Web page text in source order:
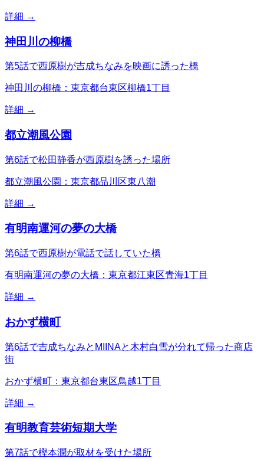
詳細 →
神田川の柳橋
第5話で西原樹が吉成ちなみを映画に誘った橋
神田川の柳橋：東京都台東区柳橋1丁目
詳細 →
都立潮風公園
第6話で松田静香が西原樹を誘った場所
都立潮風公園：東京都品川区東八潮
詳細 →
有明南運河の夢の大橋
第6話で西原樹が電話で話していた橋
有明南運河の夢の大橋：東京都江東区青海1丁目
詳細 →
おかず横町
第6話で吉成ちなみとMIINAと木村白雪が分れて帰った商店
街
おかず横町：東京都台東区鳥越1丁目
詳細 →
有明教育芸術短期大学
第7話で樫本潤が取材を受けた場所